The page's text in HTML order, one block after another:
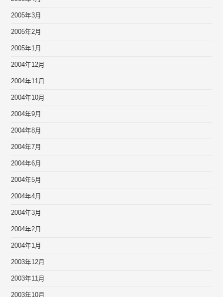
2005年3月
2005年2月
2005年1月
2004年12月
2004年11月
2004年10月
2004年9月
2004年8月
2004年7月
2004年6月
2004年5月
2004年4月
2004年3月
2004年2月
2004年1月
2003年12月
2003年11月
2003年10月